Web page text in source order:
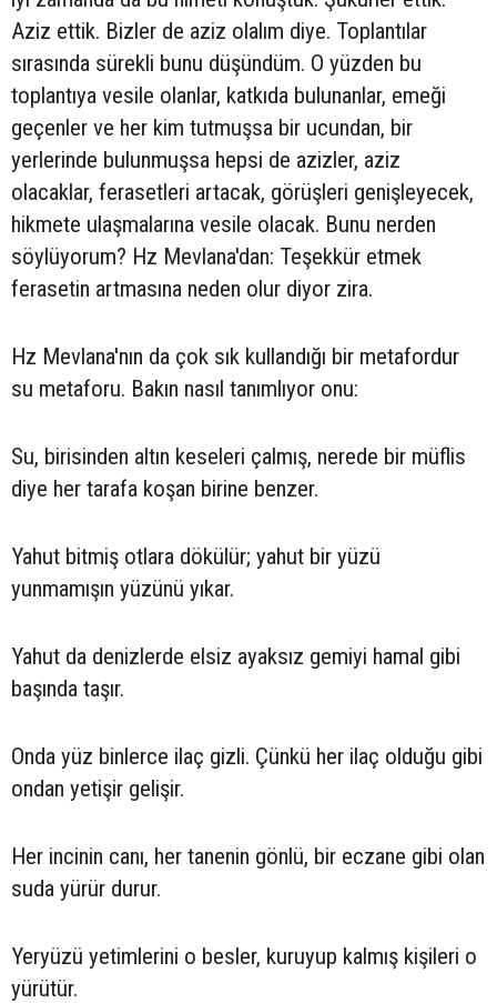
Aziz ettik. Bizler de aziz olalım diye. Toplantılar
sırasında sürekli bunu düşündüm. O yüzden bu
toplantıya vesile olanlar, katkıda bulunanlar, emeği
geçenler ve her kim tutmuşsa bir ucundan, bir
yerlerinde bulunmuşsa hepsi de azizler, aziz
olacaklar, ferasetleri artacak, görüşleri genişleyecek,
hikmete ulaşmalarına vesile olacak. Bunu nerden
söylüyorum? Hz Mevlana'dan: Teşekkür etmek
ferasetin artmasına neden olur diyor zira.
Hz Mevlana'nın da çok sık kullandığı bir metafordur
su metaforu. Bakın nasıl tanımlıyor onu:
Su, birisinden altın keseleri çalmış, nerede bir müflis
diye her tarafa koşan birine benzer.
Yahut bitmiş otlara dökülür; yahut bir yüzü
yunmamışın yüzünü yıkar.
Yahut da denizlerde elsiz ayaksız gemiyi hamal gibi
başında taşır.
Onda yüz binlerce ilaç gizli. Çünkü her ilaç olduğu gibi
ondan yetişir gelişir.
Her incinin canı, her tanenin gönlü, bir eczane gibi olan
suda yürür durur.
Yeryüzü yetimlerini o besler, kuruyup kalmış kişileri o
yürütür.